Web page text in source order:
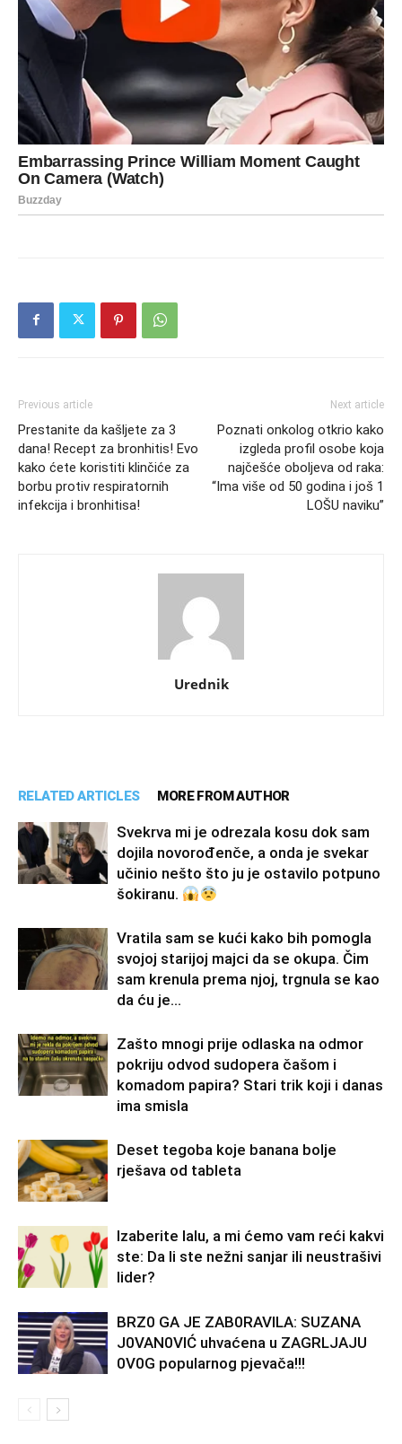
Previous article
Prestanite da kašljete za 3
dana! Recept za bronhitis! Evo
kako ćete koristiti klinčiće za
borbu protiv respiratornih
infekcija i bronhitisa!
Next article
Poznati onkolog otkrio kako
izgleda profil osobe koja
najčešće oboljeva od raka:
“Ima više od 50 godina i još 1
LOŠU naviku”
Urednik
RELATED ARTICLES MORE FROM AUTHOR
Svekrva mi je odrezala kosu dok sam
dojila novorođenče, a onda je svekar
učinio nešto što ju je ostavilo potpuno
šokiranu.
Vratila sam se kući kako bih pomogla
svojoj starijoj majci da se okupa. Čim
sam krenula prema njoj, trgnula se kao
da ću je...
Zašto mnogi prije odlaska na odmor
pokriju odvod sudopera čašom i
komadom papira? Stari trik koji i danas
ima smisla
Deset tegoba koje banana bolje
rješava od tableta
Izaberite lalu, a mi ćemo vam reći kakvi
ste: Da li ste nežni sanjar ili neustrašivi
lider?
BRZ0 GA JE ZAB0RAVlLA: SUZANA
J0VAN0VIĆ uhvaćena u ZAGRLJAJU
0V0G popularnog pjevača!!!